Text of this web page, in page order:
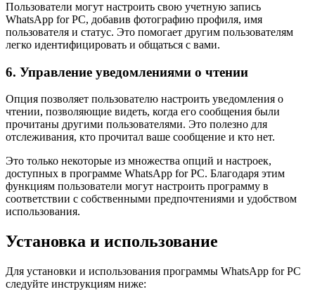
Пользователи могут настроить свою учетную запись
WhatsApp for PC, добавив фотографию профиля, имя
пользователя и статус. Это помогает другим пользователям
легко идентифицировать и общаться с вами.
6. Управление уведомлениями о чтении
Опция позволяет пользователю настроить уведомления о
чтении, позволяющие видеть, когда его сообщения были
прочитаны другими пользователями. Это полезно для
отслеживания, кто прочитал ваше сообщение и кто нет.
Это только некоторые из множества опций и настроек,
доступных в программе WhatsApp for PC. Благодаря этим
функциям пользователи могут настроить программу в
соответствии с собственными предпочтениями и удобством
использования.
Установка и использование
Для установки и использования программы WhatsApp for PC
следуйте инструкциям ниже: